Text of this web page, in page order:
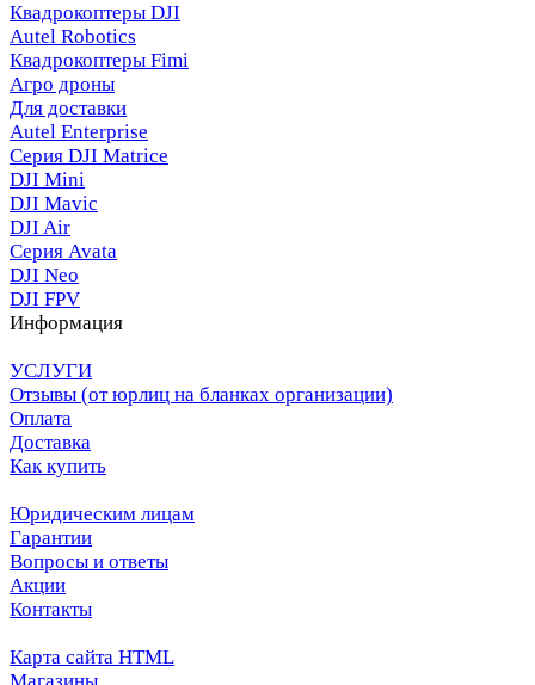
Квадрокоптеры DJI
Autel Robotics
Квадрокоптеры Fimi
Агро дроны
Для доставки
Autel Enterprise
Серия DJI Matrice
DJI Mini
DJI Mavic
DJI Air
Серия Avata
DJI Neo
DJI FPV
Информация
УСЛУГИ
Отзывы (от юрлиц на бланках организации)
Оплата
Доставка
Как купить
Юридическим лицам
Гарантии
Вопросы и ответы
Акции
Контакты
Карта сайта HTML